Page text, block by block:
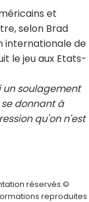
et
selon Brad
internationale de
le jeu aux Etats-
un soulagement
donnant à
qu'on n'est
réservés.©
reproduites